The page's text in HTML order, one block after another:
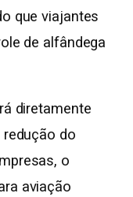
que viajantes
de alfândega
diretamente
do
o
aviação